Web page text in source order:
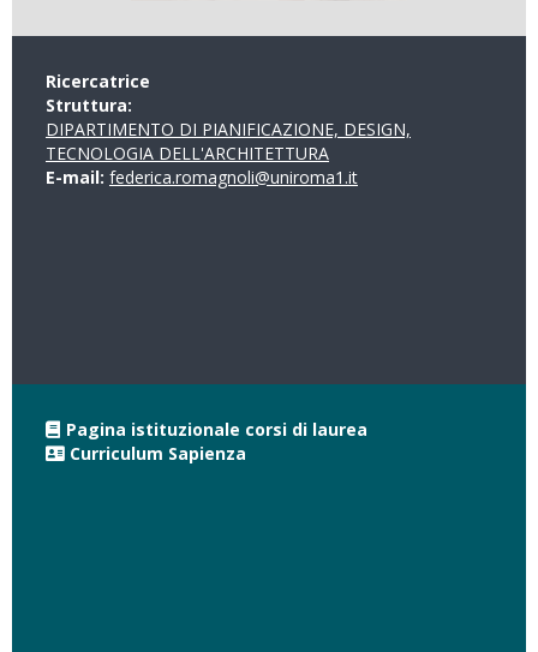
Ricercatrice
Struttura:
DIPARTIMENTO DI PIANIFICAZIONE, DESIGN,
TECNOLOGIA DELL'ARCHITETTURA
E-mail: federica.romagnoli@uniroma1.it
Pagina istituzionale corsi di laurea
Curriculum Sapienza